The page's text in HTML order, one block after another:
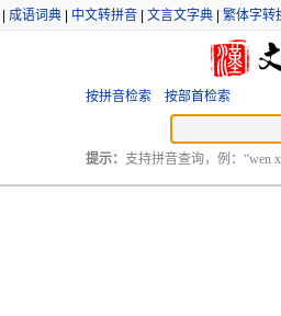
成语词典 中文转拼音 文言文字典 繁体字转
按拼音检索 按部首检索
提示： 支持拼音查询，例：“wen